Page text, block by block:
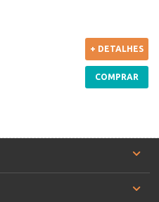
+ DETALHES
COMPRAR